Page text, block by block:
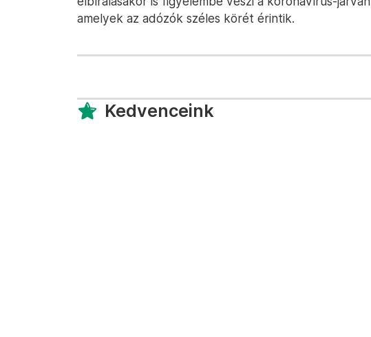
amelyek az adózók széles körét érintik.
Kedvenceink